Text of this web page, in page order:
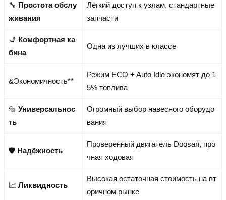
🔧 Простота обслу
живания
Лёгкий доступ к узлам, стандартные
запчасти
💺 Комфортная ка
бина
Одна из лучших в классе
&Экономичность**
Режим ECO + Auto Idle экономят до 1
5% топлива
🔩 Универсальнос
ть
Огромный выбор навесного оборудо
вания
🛡️ Надёжность
Проверенный двигатель Doosan, про
чная ходовая
📈 Ликвидность
Высокая остаточная стоимость на вт
оричном рынке